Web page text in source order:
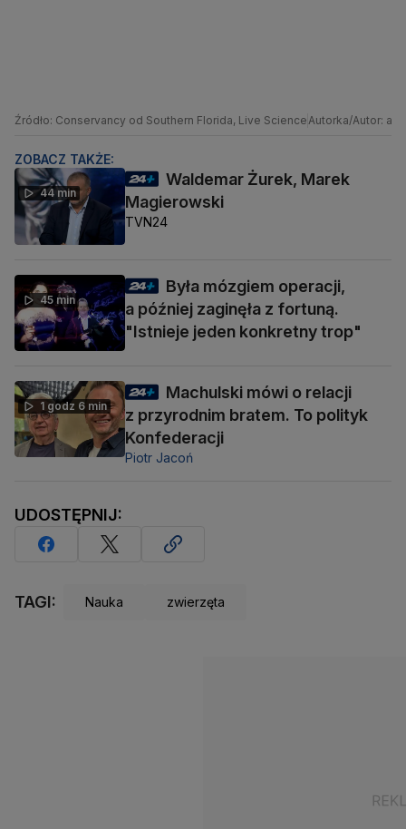
Źródło: Conservancy od Southern Florida, Live ScienceAutorka/Autor: as/
ZOBACZ TAKŻE:
44 min
Waldemar Żurek, Marek
Magierowski
TVN24
45 min
Była mózgiem operacji,
a później zaginęła z fortuną.
"Istnieje jeden konkretny trop"
1 godz 6 min
Machulski mówi o relacji
z przyrodnim bratem. To polityk
Konfederacji
Piotr Jacoń
UDOSTĘPNIJ:
TAGI: Nauka zwierzęta